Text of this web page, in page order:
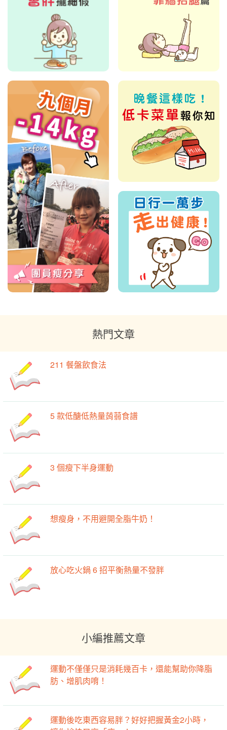
熱門文章
211 餐盤飲食法
5 款低醣低熱量蒟蒻食譜
3 個瘦下半身運動
想瘦身，不用避開全脂牛奶！
放心吃火鍋 6 招平衡熱量不發胖
小編推薦文章
運動不僅僅只是消耗幾百卡，還能幫助你降脂
肪、增肌肉唷！
運動後吃東西容易胖？好好把握黃金2小時，